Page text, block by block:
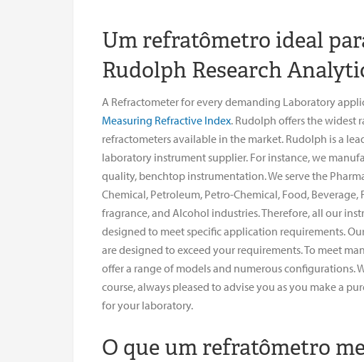
Um refratômetro ideal
Rudolph Research
A Refractometer for every demanding Laboratory
Measuring Refractive Index. Rudolph offers the widest
refractometers available in the market. Rudolph is a
laboratory instrument supplier. For instance, we
quality, benchtop instrumentation. We serve the
Chemical, Petroleum, Petro-Chemical, Food, Beverage,
fragrance, and Alcohol industries. Therefore, all our
designed to meet specific application requirements.
are designed to exceed your requirements. To meet
offer a range of models and numerous configurations.
course, always pleased to advise you as you make a
for your laboratory.
O que um refratômetro